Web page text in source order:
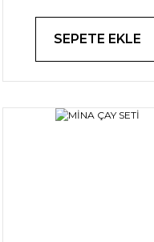
SEPETE EKLE